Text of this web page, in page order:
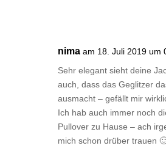
nima am 18. Juli 2019 um
Sehr elegant sieht deine
auch, dass das Geglitzer
ausmacht – gefällt mir
Ich hab auch immer noch
Pullover zu Hause – ach
mich schon drüber trauen